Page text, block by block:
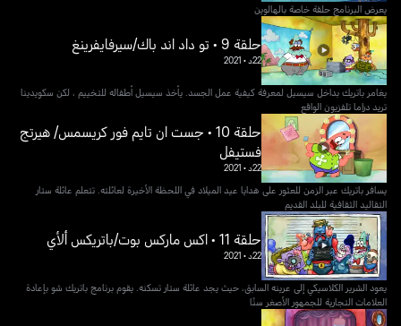
يعرض البرنامج حلقة خاصة بالهالوين
حلقة 9 • تو داد اند باك/سيرفايفرينغ
22د •
2021
يغامر باتريك بداخل سيسيل لمعرفة كيفية عمل الجسد. يأخذ سيسيل أطفاله للتخييم ، لكن سكويدينا
تريد دراما تلفزيون الواقع
حلقة 10 • جست ان تايم فور كريسمس/ هيرتج
فستيفل
22د •
2021
يسافر باتريك عبر الزمن للعثور على هدايا عيد الميلاد في اللحظة الأخيرة لعائلته. تتعلم عائلة ستار
التقاليد الثقافية للبلد القديم
حلقة 11 • اكس ماركس بوت/باتريكس ألأي
22د •
2021
يعود الشرير الكلاسيكي إلى عرينه السابق، حيث يجد عائلة ستار تسكنه. يقوم برنامج باتريك شو بإعادة
العلامات التجارية للجمهور الأصغر سنًا